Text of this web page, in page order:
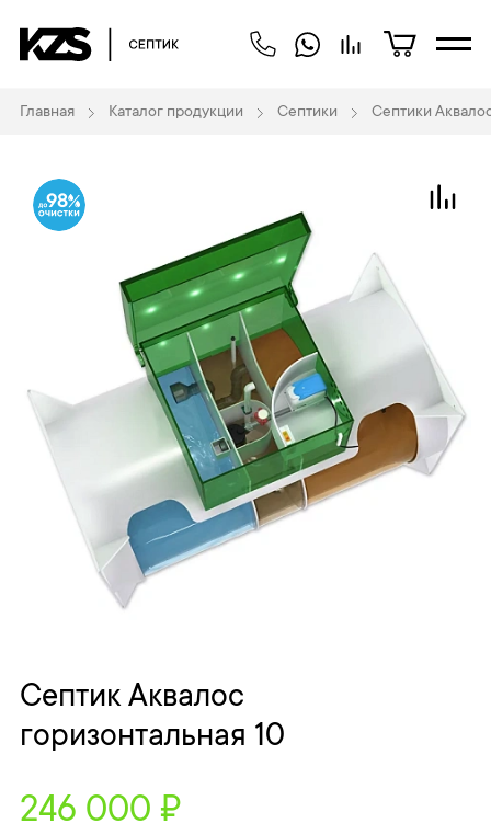
Главная Каталог продукции Септики Септики
98
Септик Аквалос
горизонтальная 10
246 000 ₽